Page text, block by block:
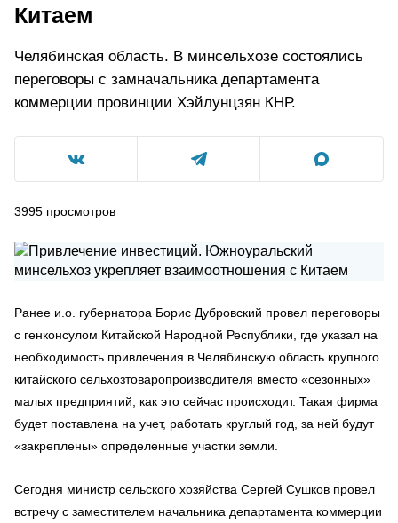
Китаем
Челябинская область. В минсельхозе состоялись
переговоры с замначальника департамента
коммерции провинции Хэйлунцзян КНР.
3995 просмотров
Ранее и.о. губернатора Борис Дубровский провел переговоры
с генконсулом Китайской Народной Республики, где указал на
необходимость привлечения в Челябинскую область крупного
китайского сельхозтоваропроизводителя вместо «сезонных»
малых предприятий, как это сейчас происходит. Такая фирма
будет поставлена на учет, работать круглый год, за ней будут
«закреплены» определенные участки земли.
Сегодня министр сельского хозяйства Сергей Сушков провел
встречу с заместителем начальника департамента коммерции